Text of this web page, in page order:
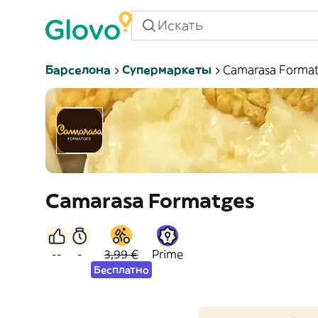
Барселона Супермаркеты Camarasa
Camarasa Formatges
-- - 3,99 €
Бесплатно
Prime